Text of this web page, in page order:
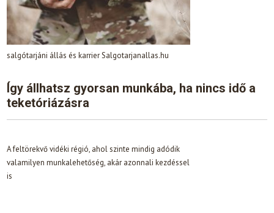
salgótarjáni állás és karrier Salgotarjanallas.hu
Így állhatsz gyorsan munkába, ha nincs idő a
teketóriázásra
A feltörekvő vidéki régió, ahol szinte mindig adódik
valamilyen munkalehetőség, akár azonnali kezdéssel
is